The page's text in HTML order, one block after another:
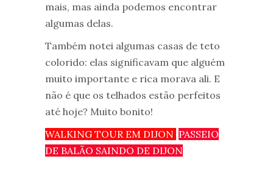
mais, mas ainda podemos encontrar
algumas delas.
Também notei algumas casas de teto
colorido: elas significavam que alguém
muito importante e rica morava ali. E
não é que os telhados estão perfeitos
até hoje? Muito bonito!
WALKING TOUR EM DIJON PASSEIO
DE BALÃO SAINDO DE DIJON